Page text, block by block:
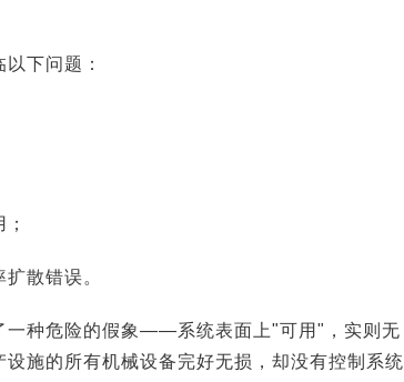
下问题：
散错误。
一种危险的假象——系统表面上"可用"，实则无
施的所有机械设备完好无损，却没有控制系统